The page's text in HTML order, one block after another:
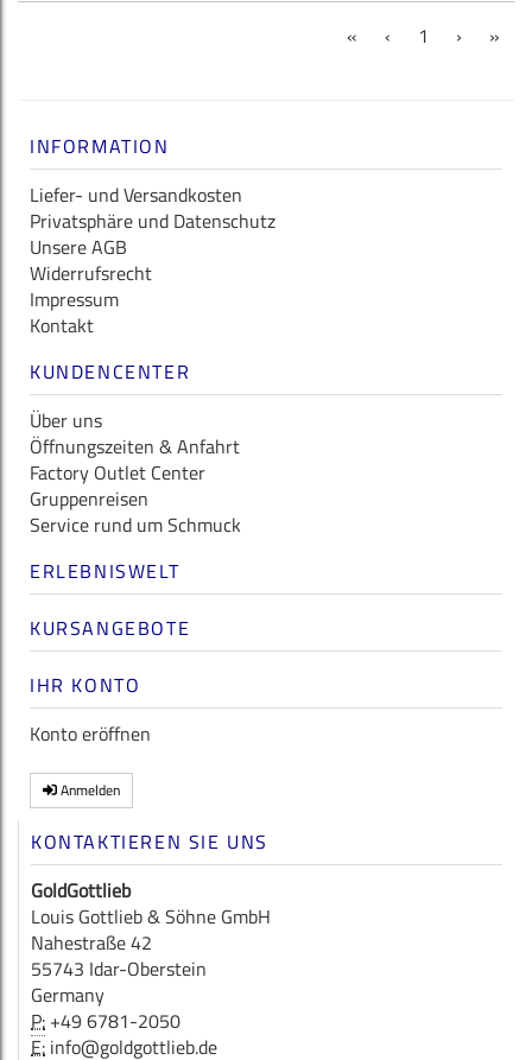
« ‹ 1 (current)
› »
INFORMATION
Liefer- und Versandkosten
Privatsphäre und Datenschutz
Unsere AGB
Widerrufsrecht
Impressum
Kontakt
KUNDENCENTER
Über uns
Öffnungszeiten & Anfahrt
Factory Outlet Center
Gruppenreisen
Service rund um Schmuck
ERLEBNISWELT
KURSANGEBOTE
IHR KONTO
Konto eröffnen
Anmelden
KONTAKTIEREN SIE UNS
GoldGottlieb
Louis Gottlieb & Söhne GmbH
Nahestraße 42
55743 Idar-Oberstein
Germany
P: +49 6781-2050
E: info@goldgottlieb.de